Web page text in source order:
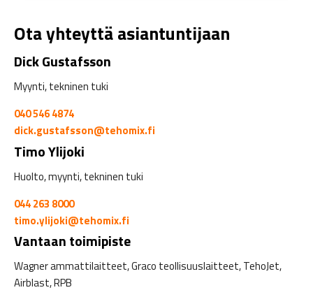
Ota yhteyttä asiantuntijaan
Dick Gustafsson
Myynti, tekninen tuki
040 546 4874
dick.gustafsson@tehomix.fi
Timo Ylijoki
Huolto, myynti, tekninen tuki
044 263 8000
timo.ylijoki@tehomix.fi
Vantaan toimipiste
Wagner ammattilaitteet, Graco teollisuuslaitteet, TehoJet,
Airblast, RPB